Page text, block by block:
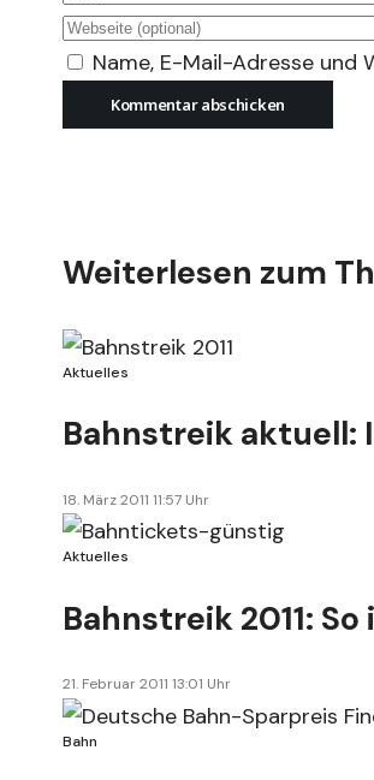
Name, E-Mail-Adresse und
Weiterlesen zum
Aktuelles
Bahnstreik aktuell:
18. März 2011 11:57 Uhr
Aktuelles
Bahnstreik 2011:
21. Februar 2011 13:01 Uhr
Bahn